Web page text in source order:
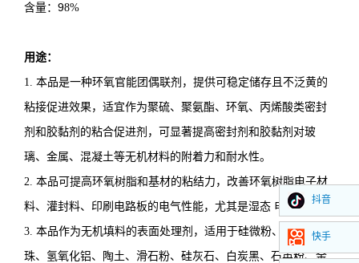
含量： 98%
用途：
1. 本品是一种环氧官能团偶联剂，提供可稳定储存且不泛黄的
粘接促进效果，适宜作为聚硫、聚氨酯、环氧、丙烯酸类密封
剂和胶黏剂的粘合促进剂，可显著提高密封剂和胶黏剂对玻
璃、金属、混凝土等无机材料的附着力和耐水性。
2. 本品可提高环氧树脂和基材的粘结力，改善环氧树脂电子材
料、灌封料、印刷电路板的电气性能，尤其是湿态 电气性能。
3. 本品作为无机填料的表面处理剂，适用于硅微粉、玻璃微
珠、氢氧化铝、陶土、滑石粉、硅灰石、白炭黑、石英粉、金
抖音
快手